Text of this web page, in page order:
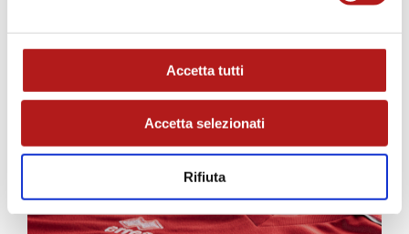
Accetta tutti
Accetta selezionati
Rifiuta
AS CITTADELLA STORE